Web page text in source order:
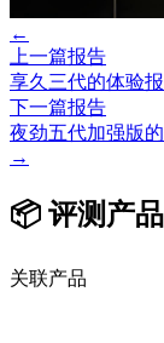
←
上一篇报告
享久三代的体验
下一篇报告
夜劲五代加强版
→
📦 评测产品
关联产品